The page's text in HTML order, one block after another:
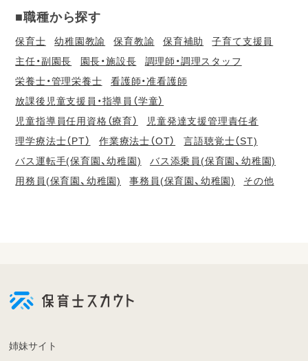
■職種から探す
保育士 幼稚園教諭 保育教諭 保育補助
子育て支援員
主任・副園長
園長・施設長
調理師・調理スタッフ
栄養士・管理栄養士
看護師・准看護師
放課後児童支援員・指導員（学童）
児童指導員任用資格（療育）
児童発達支援管理責任者
理学療法士（PT）
作業療法士（OT）
言語聴覚士（ST)
バス運転手(保育園、幼稚園)
バス添乗員(保育園、幼稚園)
用務員(保育園、幼稚園)
事務員(保育園、幼稚園) その他
登
姉妹サイト